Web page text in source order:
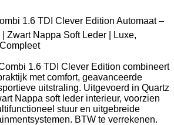
1.6 TDI Clever Edition Automaat –
Zwart Nappa Soft Leder | Luxe,
1.6 TDI Clever Edition combineert
met comfort, geavanceerde
uitstraling. Uitgevoerd in Quartz
Nappa soft leder interieur, voorzien
stuur en uitgebreide
BTW te verrekenen.